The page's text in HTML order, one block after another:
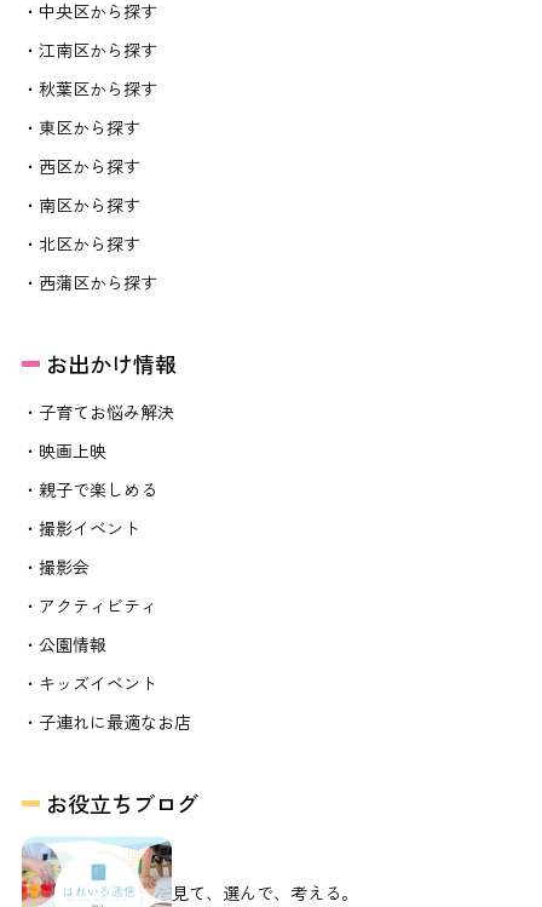
・中央区から探す
・江南区から探す
・秋葉区から探す
・東区から探す
・西区から探す
・南区から探す
・北区から探す
・西蒲区から探す
お出かけ情報
・子育てお悩み解決
・映画上映
・親子で楽しめる
・撮影イベント
・撮影会
・アクティビティ
・公園情報
・キッズイベント
・子連れに最適なお店
お役立ちブログ
見て、選んで、考える。